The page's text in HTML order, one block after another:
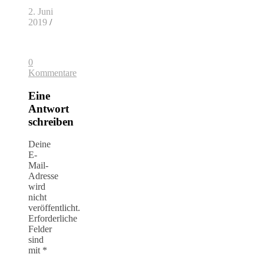
2. Juni
2019 /
0
Kommentare
Eine
Antwort
schreiben
Deine
E-
Mail-
Adresse
wird
nicht
veröffentlicht.
Erforderliche
Felder
sind
mit *